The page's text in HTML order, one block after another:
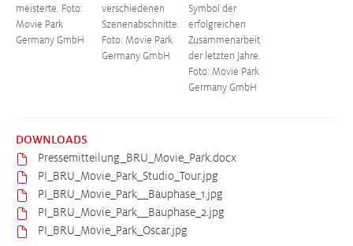
meisterte. Foto:
Movie Park
Germany GmbH
verschiedenen
Szenenabschnitte.
Foto: Movie Park
Germany GmbH
Symbol der
erfolgreichen
Zusammenarbeit
der letzten Jahre.
Foto: Movie Park
Germany GmbH
DOWNLOADS
Pressemitteilung_BRU_Movie_Park.docx
PI_BRU_Movie_Park_Studio_Tour.jpg
PI_BRU_Movie_Park__Bauphase_1.jpg
PI_BRU_Movie_Park__Bauphase_2.jpg
PI_BRU_Movie_Park_Oscar.jpg